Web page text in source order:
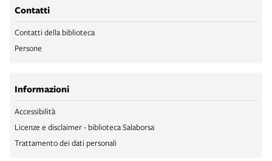
Contatti
Contatti della biblioteca
Persone
Informazioni
Accessibilità
Licenze e disclaimer - biblioteca Salaborsa
Trattamento dei dati personali